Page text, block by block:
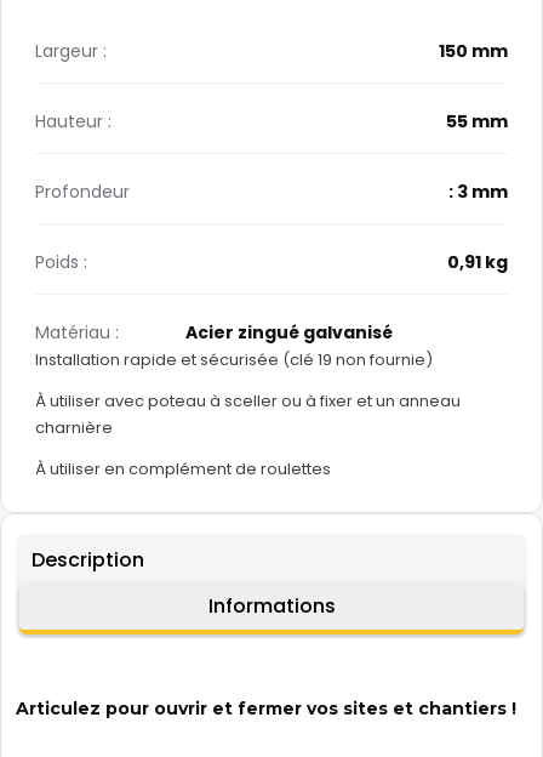
Description
Informations
Articulez pour ouvrir et fermer vos sites et chantiers !
Largeur : 150 mm
Hauteur : 55 mm
Profondeur : 3 mm
Poids : 0,91 kg
Matériau : Acier zingué galvanisé
Installation rapide et sécurisée (clé 19 non fournie)
À utiliser avec poteau à sceller ou à fixer et un anneau
charnière
À utiliser en complément de roulettes